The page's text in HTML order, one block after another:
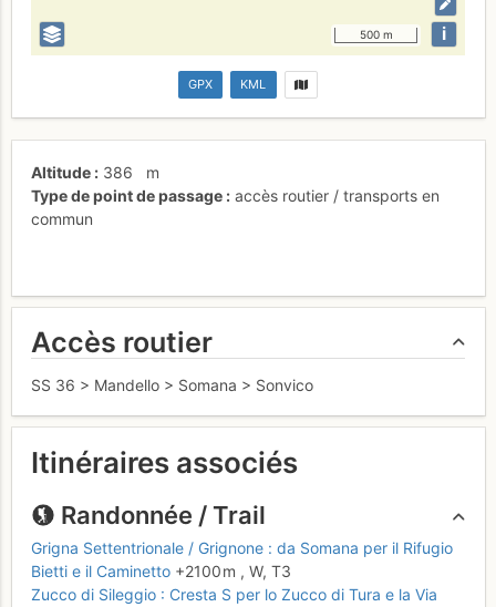
500 m i
GPX KML
Altitude 386
m
Type de point de passage
accès routier / transports en
commun
Accès routier
SS 36 > Mandello > Somana > Sonvico
Itinéraires associés
Randonnée / Trail
Grigna Settentrionale / Grignone : da Somana per il Rifugio
Bietti e il Caminetto +2100 m , W, T3
Zucco di Sileggio : Cresta S per lo Zucco di Tura e la Via